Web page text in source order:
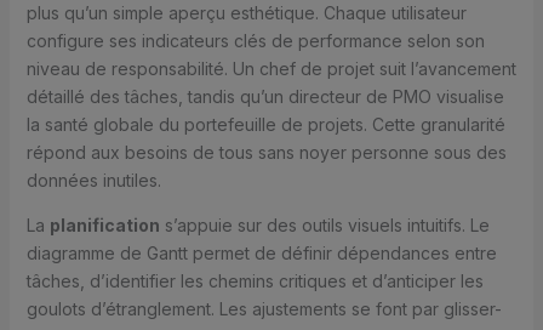
plus qu’un simple aperçu esthétique. Chaque utilisateur
configure ses indicateurs clés de performance selon son
niveau de responsabilité. Un chef de projet suit l’avancement
détaillé des tâches, tandis qu’un directeur de PMO visualise
la santé globale du portefeuille de projets. Cette granularité
répond aux besoins de tous sans noyer personne sous des
données inutiles.
La planification s’appuie sur des outils visuels intuitifs. Le
diagramme de Gantt permet de définir dépendances entre
tâches, d’identifier les chemins critiques et d’anticiper les
goulots d’étranglement. Les ajustements se font par glisser-